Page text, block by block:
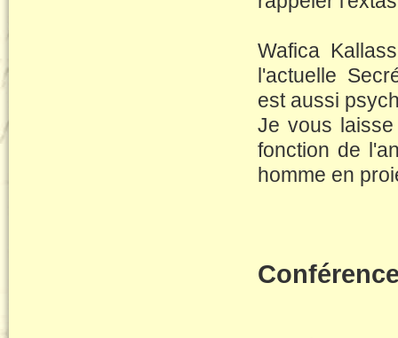
Wafica
l'actuelle
est aussi
Je vous
fonction de
homme en